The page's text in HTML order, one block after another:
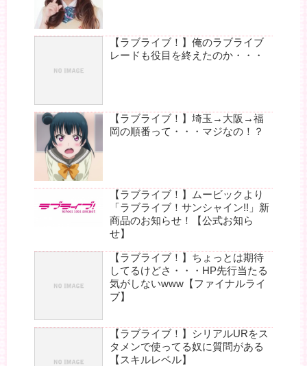
【ラブライブ！】俺のラブライブ
レードも役目を終えたのか・・・
【ラブライブ！】埼玉→大阪→福
岡の順番って・・・マジなの！？
【ラブライブ！】ムービックより
「ラブライブ！サンシャイン!!」新
商品のお知らせ！【公式お知ら
せ】
【ラブライブ！】ちょっとは期待
してるけどさ・・・HP先行当たる
気がしないwww【ファイナルライ
ブ】
【ラブライブ！】シリアルURをス
タメンで使ってる奴に質問がある
【スキルレベル】